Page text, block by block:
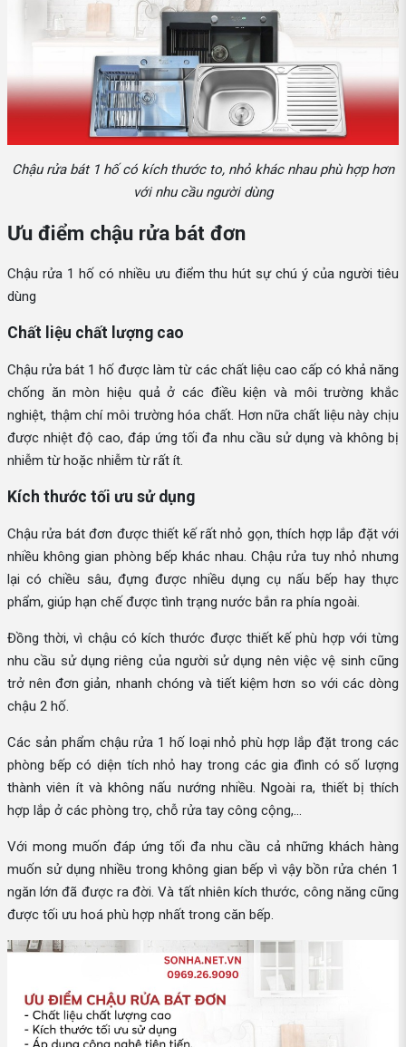
Chậu rửa bát 1 hố có kích thước to, nhỏ khác nhau phù hợp hơn
với nhu cầu người dùng
Ưu điểm chậu rửa bát đơn
Chậu rửa 1 hố có nhiều ưu điểm thu hút sự chú ý của người tiêu
dùng
Chất liệu chất lượng cao
Chậu rửa bát 1 hố được làm từ các chất liệu cao cấp có khả năng
chống ăn mòn hiệu quả ở các điều kiện và môi trường khắc
nghiệt, thậm chí môi trường hóa chất. Hơn nữa chất liệu này chịu
được nhiệt độ cao, đáp ứng tối đa nhu cầu sử dụng và không bị
nhiễm từ hoặc nhiễm từ rất ít.
Kích thước tối ưu sử dụng
Chậu rửa bát đơn được thiết kế rất nhỏ gọn, thích hợp lắp đặt với
nhiều không gian phòng bếp khác nhau. Chậu rửa tuy nhỏ nhưng
lại có chiều sâu, đựng được nhiều dụng cụ nấu bếp hay thực
phẩm, giúp hạn chế được tình trạng nước bắn ra phía ngoài.
Đồng thời, vì chậu có kích thước được thiết kế phù hợp với từng
nhu cầu sử dụng riêng của người sử dụng nên việc vệ sinh cũng
trở nên đơn giản, nhanh chóng và tiết kiệm hơn so với các dòng
chậu 2 hố.
Các sản phẩm chậu rửa 1 hố loại nhỏ phù hợp lắp đặt trong các
phòng bếp có diện tích nhỏ hay trong các gia đình có số lượng
thành viên ít và không nấu nướng nhiều. Ngoài ra, thiết bị thích
hợp lắp ở các phòng trọ, chỗ rửa tay công cộng,...
Với mong muốn đáp ứng tối đa nhu cầu cả những khách hàng
muốn sử dụng nhiều trong không gian bếp vì vậy bồn rửa chén 1
ngăn lớn đã được ra đời. Và tất nhiên kích thước, công năng cũng
được tối ưu hoá phù hợp nhất trong căn bếp.